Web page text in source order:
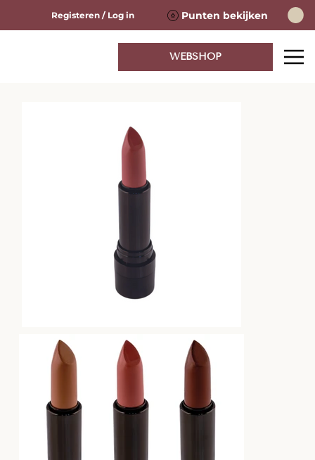
Punten bekijken
Registeren / Log in
WEBSHOP